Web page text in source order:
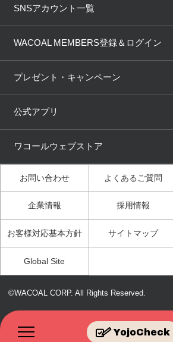
YojoCheck
OUR WACOAL
WACOAL Remamma
Licensed Brands
3Dボディスキャン
商品回収
ニュース＆トピックス
下着の基礎知識
ブラパン ワ
大人の工場見学inベトナム
人
見学
方ガ
3Dボディスキャン体験（マ
SNSアカウント一覧
WACOAL MEMBERS登録＆ログイン
プレゼント・キャンペーン
公式アプリ
ワコールウェブストア
お問い合わせ よくあるご質問
企業情報 採用情報
お客様対応基本方針 サイトマップ
Global Site
©WACOAL CORP. All Rights Reserved.